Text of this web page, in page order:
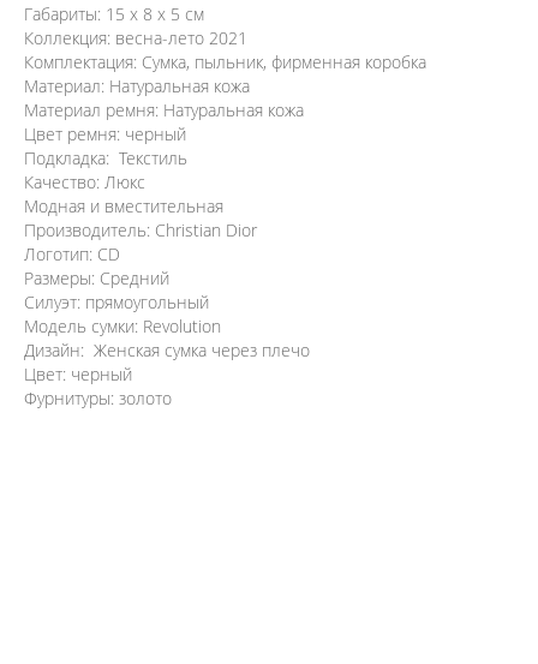
Габариты: 15 х 8 х 5 см
Коллекция: весна-лето 2021
Комплектация: Сумка, пыльник, фирменная коробка
Материал: Натуральная кожа
Материал ремня: Натуральная кожа
Цвет ремня: черный
Подкладка: Текстиль
Качество: Люкс
Модная и вместительная
Производитель: Christian Dior
Логотип: CD
Размеры: Средний
Силуэт: прямоугольный
Модель сумки: Revolution
Дизайн: Женская сумка через плечо
Цвет: черный
Фурнитуры: золото